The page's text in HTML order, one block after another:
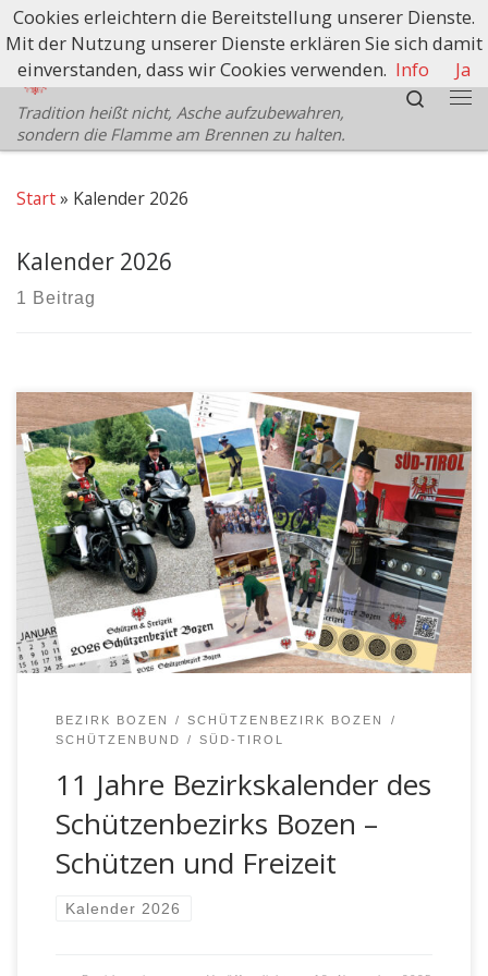
Zum Inhalt springen
Schützenbezirk Bozen
Tradition heißt nicht, Asche aufzubewahren,
sondern die Flamme am Brennen zu halten.
Search
Start» Kalender 2026
Kalender 2026
1 Beitrag
BOZEN – Der Bezirkskalender 2026 des Schützenbezirks
Bozen ist da! Bereits zum elften Mal erscheint der
beliebte Kalender, der ab sofort bei den Kompanien des
Bezirks erhältlich ist. Unter dem Motto „Schützen und
Freizeit“ widmet sich die diesjährige Ausgabe jenen
Momenten, in denen Tradition und persönliches Leben
aufeinandertreffen.
BEZIRK BOZEN
SCHÜTZENBEZIRK BOZEN
SCHÜTZENBUND
SÜD-TIROL
11 Jahre Bezirkskalender des
Schützenbezirks Bozen –
Schützen und Freizeit
Kalender 2026
Cookies erleichtern die Bereitstellung unserer Dienste.
Mit der Nutzung unserer Dienste erklären Sie sich damit
einverstanden, dass wir Cookies verwenden. Info Ja